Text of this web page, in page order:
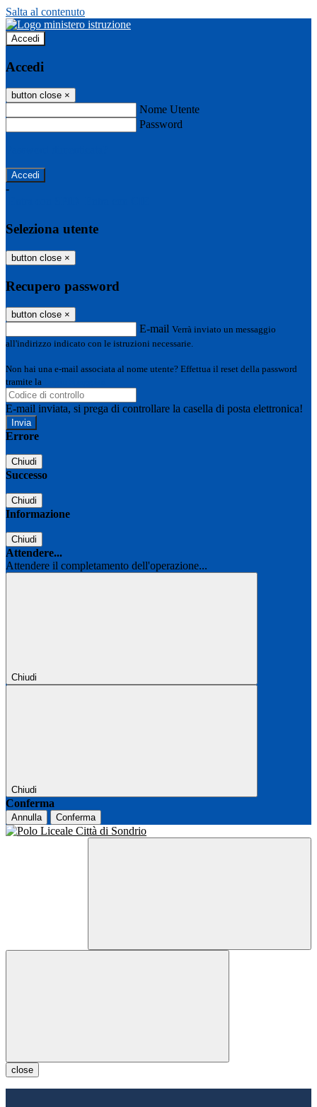
Salta al contenuto
Accedi
Accedi
button close ×
Nome Utente
Password
-
Seleziona utente
button close ×
Recupero password
button close ×
E-mail Verrà inviato un messaggio
all'indirizzo indicato con le istruzioni necessarie.
Non hai una e-mail associata al nome utente? Effettua il reset della password
tramite la
E-mail inviata, si prega di controllare la casella di posta elettronica!
Errore
Chiudi
Successo
Chiudi
Informazione
Chiudi
Attendere...
Attendere il completamento dell'operazione...
Chiudi
Chiudi
Conferma
Annulla Conferma
close